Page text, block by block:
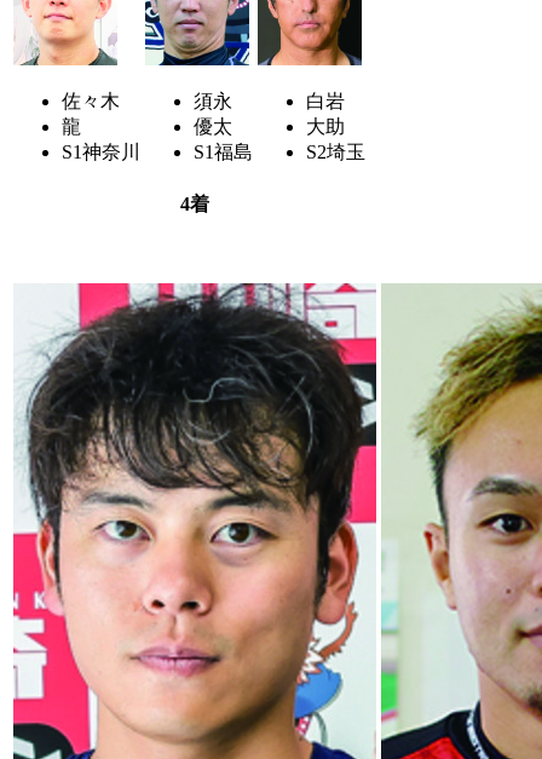
佐々木
龍
S1神奈川
須永
優太
S1福島
白岩
大助
S2埼玉
4着